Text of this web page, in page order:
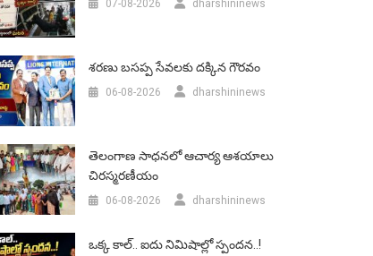
07-08-2026 dharshininews
శరణు బసప్ప సేవలకు దక్కిన గౌరవం
06-08-2026 dharshininews
తెలంగాణ సాధనలో ఆచార్య ఆశయాలు
చిరస్మరణీయం
06-08-2026 dharshininews
ఒక్క కాల్.. ఐదు నిమిషాల్లో స్పందన..!